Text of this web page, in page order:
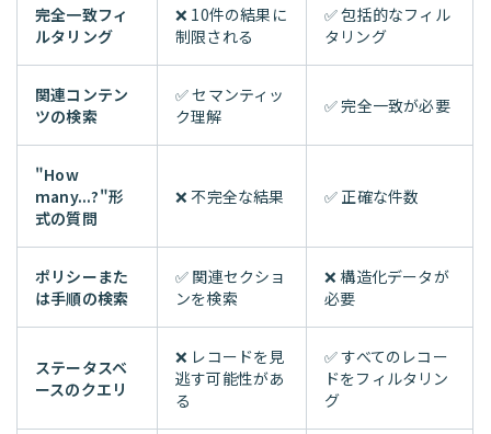
完全一致フィ
ルタリング
❌ 10件の結果に
制限される
✅ 包括的なフィル
タリング
関連コンテン
ツの検索
✅ セマンティッ
ク理解
✅ 完全一致が必要
"How
many...?"形
式の質問
❌ 不完全な結果 ✅ 正確な件数
ポリシーまた
は手順の検索
✅ 関連セクショ
ンを検索
❌ 構造化データが
必要
ステータスベ
ースのクエリ
❌ レコードを見
逃す可能性があ
る
✅ すべてのレコー
ドをフィルタリン
グ